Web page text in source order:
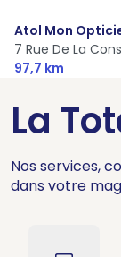
Atol Mon
7 Rue De La
97,7 km
La
Nos services,
dans votre